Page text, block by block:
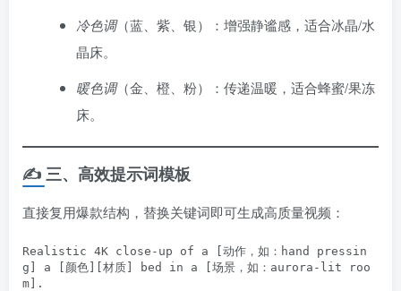
冷色调（蓝、紫、银）：增强静谧感，适合冰晶/水
晶床。
暖色调（金、橙、粉）：传递温暖，适合蜂蜜/果冻
床。
✍️ ​三、高效提示词模板
直接复用爆款结构，替换关键词即可生成高质量视频：
Realistic 4K close-up of a [动作，如：hand pressin
g] a [颜色][材质] bed in a [场景，如：aurora-lit roo
m].